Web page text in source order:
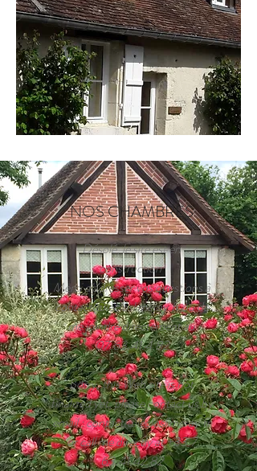
NOS CHAMBRES
Désolé, le site est en
construction
Merci d'adresser vos questions à
contact@lecloslimeray.frou de
me joindre directement au
07.63.41.4.82
Sorry, this Web site is not
finalized yet, please contact us by
email :contact@lecloslimeray.fr
or call me directly at+33.7
63.41.42.82